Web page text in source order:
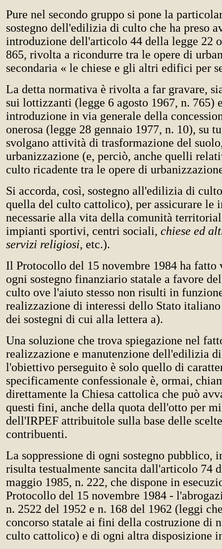
Pure nel secondo gruppo si pone la
sostegno dell'edilizia di culto che ha preso
introduzione dell'articolo 44 della legge 22
865, rivolta a ricondurre tra le opere di
secondaria « le chiese e gli altri edifici per
La detta normativa è rivolta a far gravare,
sui lottizzanti (legge 6 agosto 1967, n. 765)
introduzione in via generale della
onerosa (legge 28 gennaio 1977, n. 10), su
svolgano attività di trasformazione del
urbanizzazione (e, perciò, anche quelli
culto ricadente tra le opere di
Si accorda, così, sostegno all'edilizia di
quella del culto cattolico), per assicurare le
necessarie alla vita della comunità
impianti sportivi, centri sociali, chiese ed
servizi religiosi, etc.).
Il Protocollo del 15 novembre 1984 ha fatto
ogni sostegno finanziario statale a favore
culto ove l'aiuto stesso non risulti in
realizzazione di interessi dello Stato italiano
dei sostegni di cui alla lettera a).
Una soluzione che trova spiegazione nel
realizzazione e manutenzione dell'edilizia
l'obiettivo perseguito è solo quello di
specificamente confessionale è, ormai,
direttamente la Chiesa cattolica che può
questi fini, anche della quota dell'otto per
dell'IRPEF attribuitole sulla base delle
contribuenti.
La soppressione di ogni sostegno pubblico,
risulta testualmente sancita dall'articolo 74
maggio 1985, n. 222, che dispone in
Protocollo del 15 novembre 1984 -
n. 2522 del 1952 e n. 168 del 1962 (leggi
concorso statale ai fini della costruzione di
culto cattolico) e di ogni altra disposizione